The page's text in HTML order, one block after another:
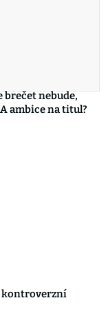
brečet nebude,
ambice na titul?
kontroverzní